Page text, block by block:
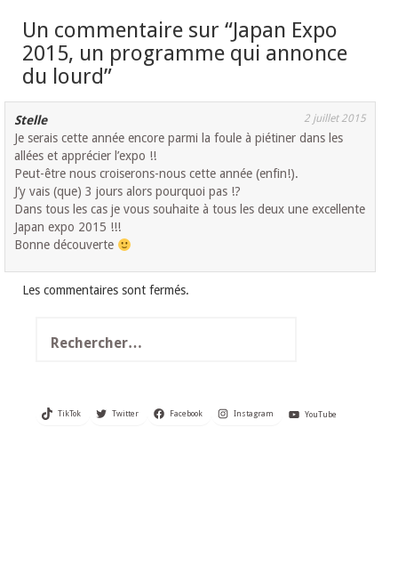
Un commentaire sur “Japan Expo
2015, un programme qui annonce
du lourd”
Stelle 2 juillet 2015
Je serais cette année encore parmi la foule à piétiner dans les
allées et apprécier l’expo !!
Peut-être nous croiserons-nous cette année (enfin!).
J’y vais (que) 3 jours alors pourquoi pas !?
Dans tous les cas je vous souhaite à tous les deux une excellente
Japan expo 2015 !!!
Bonne découverte
Les commentaires sont fermés.
TikTok Twitter Facebook Instagram YouTube